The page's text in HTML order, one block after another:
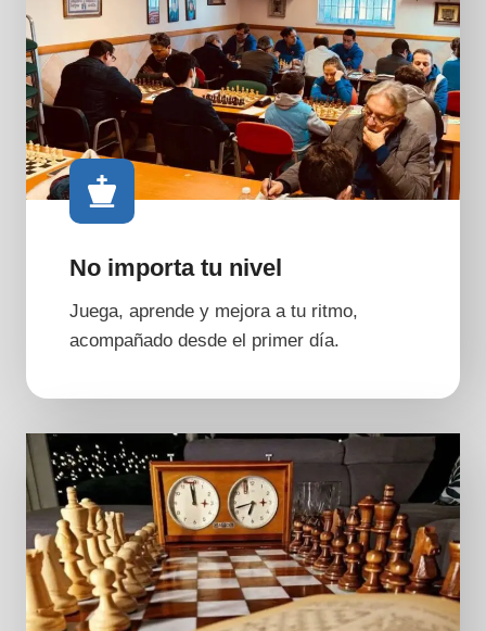
No importa tu nivel
Juega, aprende y mejora a tu ritmo,
acompañado desde el primer día.